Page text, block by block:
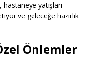
hastaneye yatışları
ve geleceğe hazırlık
Önlemler